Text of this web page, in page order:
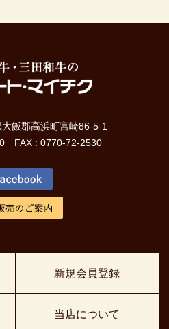
飯郡高浜町宮崎86-5-1
FAX : 0770-72-2530
新規会員登録
当店について